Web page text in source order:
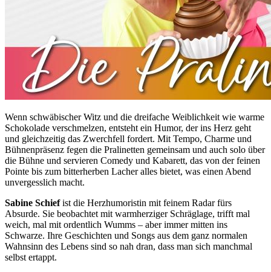
Wenn schwäbischer Witz und die dreifache Weiblichkeit wie warme
Schokolade verschmelzen, entsteht ein Humor, der ins Herz geht
und gleichzeitig das Zwerchfell fordert. Mit Tempo, Charme und
Bühnenpräsenz fegen die Pralinetten gemeinsam und auch solo über
die Bühne und servieren Comedy und Kabarett, das von der feinen
Pointe bis zum bitterherben Lacher alles bietet, was einen Abend
unvergesslich macht.
Sabine Schiefist die Herzhumoristin mit feinem Radar fürs
Absurde. Sie beobachtet mit warmherziger Schräglage, trifft mal
weich, mal mit ordentlich Wumms – aber immer mitten ins
Schwarze. Ihre Geschichten und Songs aus dem ganz normalen
Wahnsinn des Lebens sind so nah dran, dass man sich manchmal
selbst ertappt.